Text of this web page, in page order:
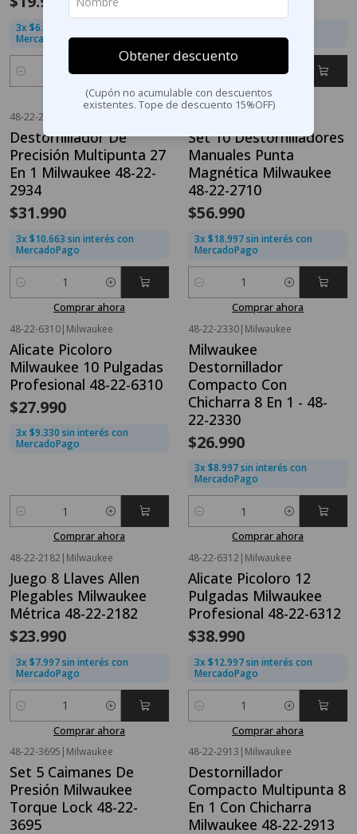
3x $6.663 sin interés con
MercadoPago
Cantidad
Comprar ahora
MercadoPago
Cantidad
Comprar ahora
48-22-2934
Destornillador De
Precisión Multipunta 27
En 1 Milwaukee 48-22-
2934
$31.990
3x $10.663 sin interés con
MercadoPago
Cantidad
Comprar ahora
Set 10 Destornilladores
Manuales Punta
Magnética Milwaukee
48-22-2710
$56.990
3x $18.997 sin interés con
MercadoPago
Cantidad
Comprar ahora
48-22-6310| Milwaukee
Alicate Picoloro
Milwaukee 10 Pulgadas
Profesional 48-22-6310
$27.990
3x $9.330 sin interés con
MercadoPago
Cantidad
Comprar ahora
48-22-2330| Milwaukee
Milwaukee
Destornillador
Compacto Con
Chicharra 8 En 1 - 48-
22-2330
$26.990
3x $8.997 sin interés con
MercadoPago
Cantidad
Comprar ahora
48-22-2182 | Milwaukee
Juego 8 Llaves Allen
Plegables Milwaukee
Métrica 48-22-2182
$23.990
3x $7.997 sin interés con
MercadoPago
Cantidad
Comprar ahora
48-22-6312 | Milwaukee
Alicate Picoloro 12
Pulgadas Milwaukee
Profesional 48-22-6312
$38.990
3x $12.997 sin interés con
MercadoPago
Cantidad
Comprar ahora
48-22-3695 | Milwaukee
Set 5 Caimanes De
Presión Milwaukee
Torque Lock 48-22-
3695
Agotado
48-22-2913 | Milwaukee
Destornillador
Compacto Multipunta 8
En 1 Con Chicharra
Milwaukee 48-22-2913
Obtener descuento
(Cupón no acumulable con descuentos
existentes. Tope de descuento 15%OFF)